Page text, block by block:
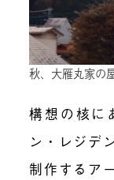
秋、大雁丸家の
構想の核に
ン・レジデ
制作するア